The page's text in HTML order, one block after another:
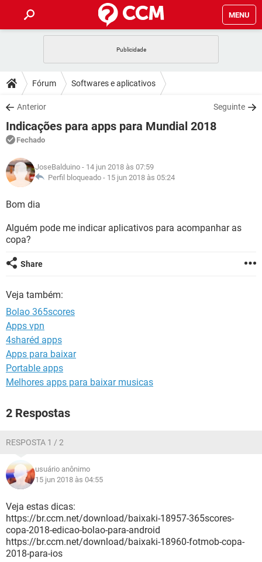
MENU
CELULAR FACEBOOK
OUTLOOK
INSTAGRAM GMAIL
GUIA DE COMPRAS
DICAS
JOGOS WHATSAPP
OUTLOOK
INSTAGRAM
GUIA DE COMPRAS
DOWNLOADS
JOGOS WHATSAPP
CELULAR
OUTLOOK EXCEL
INSTAGRAM
GUIA DE COMPRAS
FÓRUM
JOGOS
CELULAR FACEBOOK
GUIA DE COMPRAS
GLOSSÁRIO
JOGOS
CELULAR
OUTLOOK EXCEL
INSTAGRAM
GUIA DE COMPRAS
Fórum Softwares e aplicativos
Anterior Seguinte
Indicações para apps para Mundial 2018
Fechado
JoseBalduino - 14 jun 2018 às 07:59
Perfil bloqueado - 15 jun 2018 às 05:24
Bom dia
Alguém pode me indicar aplicativos para acompanhar as
copa?
Share
Veja também:
Bolao 365scores
Apps vpn
4sharéd apps
Apps para baixar
Portable apps
Melhores apps para baixar musicas
2 Respostas
RESPOSTA 1 / 2
usuário anônimo
15 jun 2018 às 04:55
Veja estas dicas:
https://br.ccm.net/download/baixaki-18957-365scores-
copa-2018-edicao-bolao-para-android
https://br.ccm.net/download/baixaki-18960-fotmob-copa-
2018-para-ios